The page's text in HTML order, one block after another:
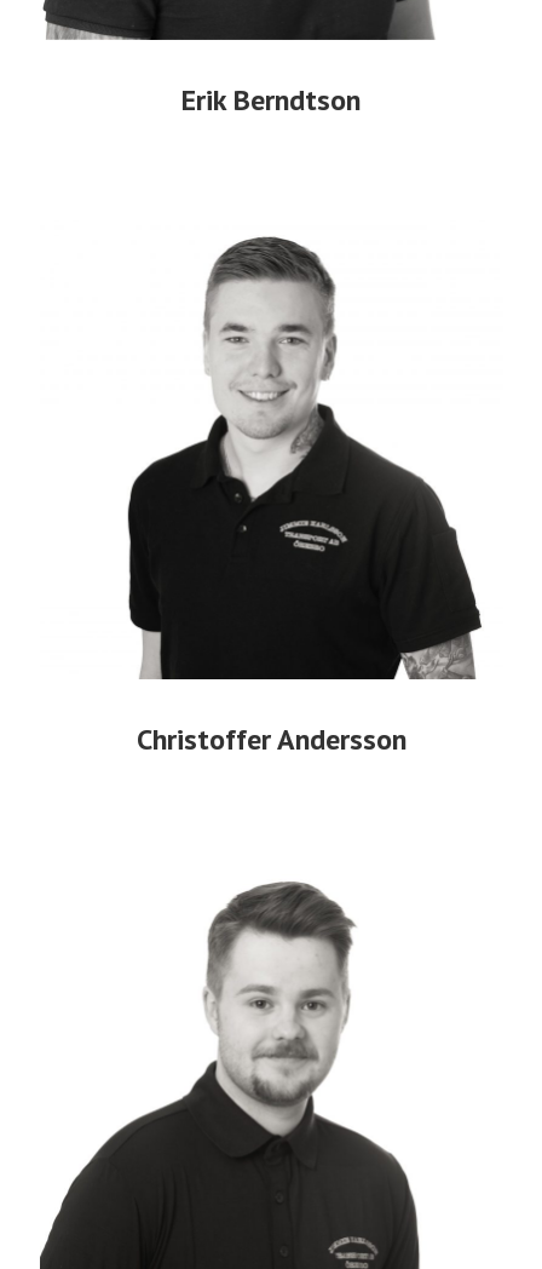
Erik Berndtson
Christoffer Andersson